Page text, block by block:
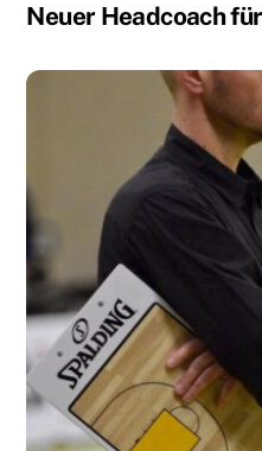
Neuer Headcoach